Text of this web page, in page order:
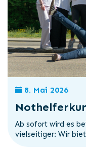
8. Mai 2026
Ab sofort wird es
vielseitiger: Wir